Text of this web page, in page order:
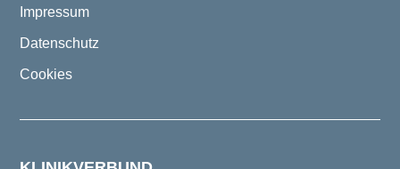
Impressum
Datenschutz
Cookies